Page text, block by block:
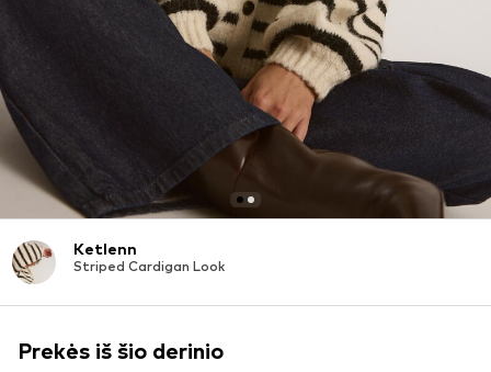
Ketlenn
Striped Cardigan Look
Prekės iš šio derinio